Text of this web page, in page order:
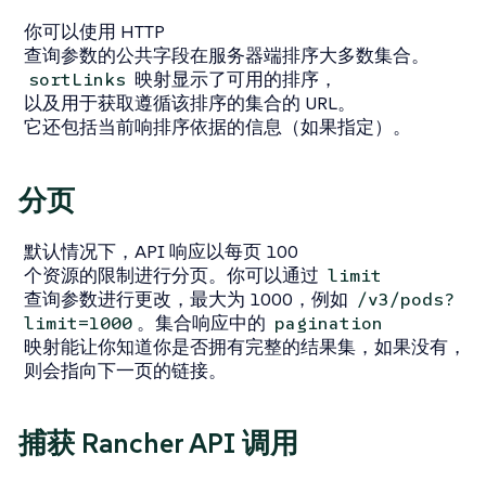
你可以使用 HTTP
查询参数的公共字段在服务器端排序大多数集合。
sortLinks 映射显示了可用的排序，
以及用于获取遵循该排序的集合的 URL。
它还包括当前响排序依据的信息（如果指定）。
分页
默认情况下，API 响应以每页 100
个资源的限制进行分页。你可以通过 limit
查询参数进行更改，最大为 1000，例如 /v3/pods?
limit=1000 。集合响应中的 pagination
映射能让你知道你是否拥有完整的结果集，如果没有，
则会指向下一页的链接。
捕获 Rancher API 调用